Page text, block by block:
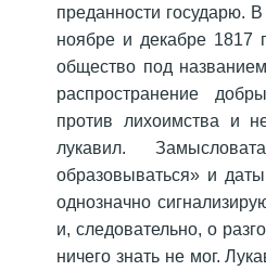
преданности государю.
ноябре и декабре 1817
общество под
распространение
против лихоимства и
лукавил.
образовываться» и
однозначно
и, следовательно, о
ничего знать не мог.